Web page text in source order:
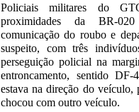
Policiais militares do
proximidades da BR-
comunicação do roubo e
suspeito, com três
perseguição policial na
entroncamento, sentido
estava na direção do veículo,
chocou com outro veículo.